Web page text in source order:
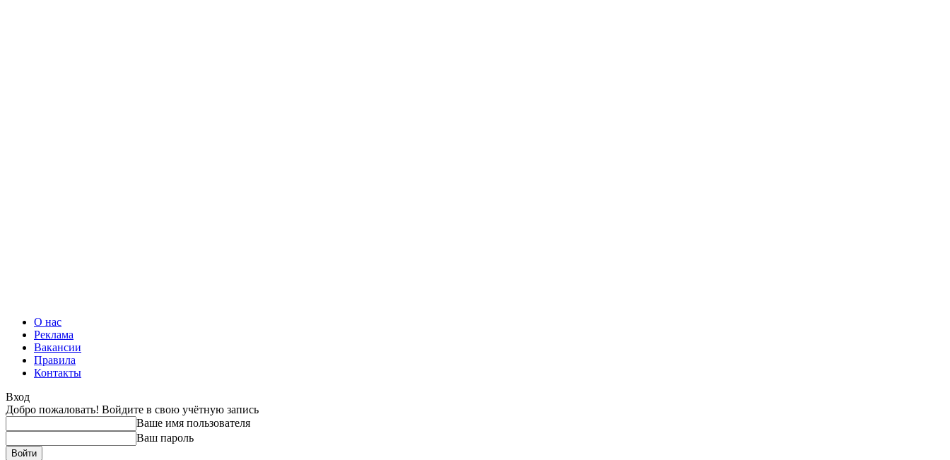
О нас
Реклама
Вакансии
Правила
Контакты
Вход
Добро пожаловать! Войдите в свою учётную запись
Ваше имя пользователя
Ваш пароль